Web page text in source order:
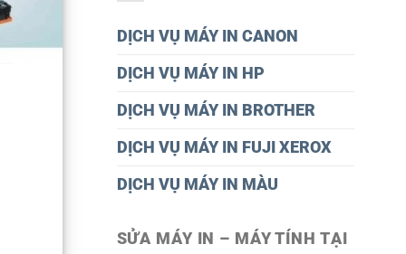
DỊCH VỤ MÁY IN CANON
DỊCH VỤ MÁY IN HP
DỊCH VỤ MÁY IN BROTHER
DỊCH VỤ MÁY IN FUJI XEROX
DỊCH VỤ MÁY IN MÀU
SỬA MÁY IN – MÁY TÍNH TẠI